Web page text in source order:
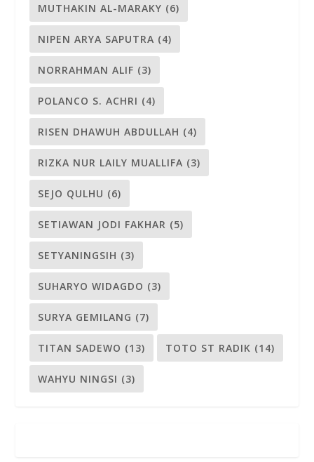
MUTHAKIN AL-MARAKY (6)
NIPEN ARYA SAPUTRA (4)
NORRAHMAN ALIF (3)
POLANCO S. ACHRI (4)
RISEN DHAWUH ABDULLAH (4)
RIZKA NUR LAILY MUALLIFA (3)
SEJO QULHU (6)
SETIAWAN JODI FAKHAR (5)
SETYANINGSIH (3)
SUHARYO WIDAGDO (3)
SURYA GEMILANG (7)
TITAN SADEWO (13) TOTO ST RADIK (14)
WAHYU NINGSI (3)